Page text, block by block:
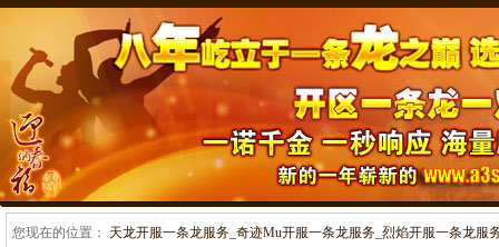
您现在的位置： 天龙开服一条龙服务_奇迹Mu开服一条龙服务_烈焰开服一条龙服